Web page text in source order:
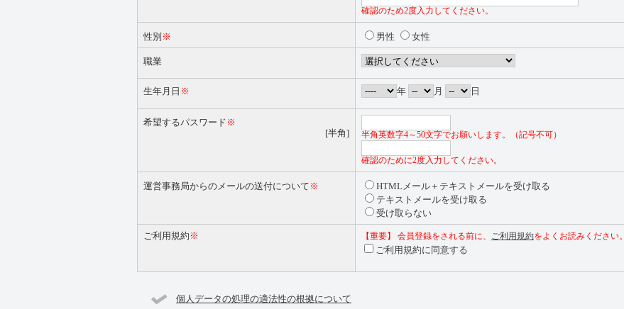
確認のため2度入力してください。
性別 ※ 男性 女性
職業
生年月日 ※ 年 月 日
希望するパスワード ※
[半角]
半角英数字4～50文字でお願いします。（記号不可）
確認のために2度入力してください。
運営事務局からのメールの送付について ※
HTMLメール＋テキストメールを受け取る
テキストメールを受け取る
受け取らない
ご利用規約 ※ 【重要】 会員登録をされる前に、 ご利用規約をよくお読みください。
ご利用規約に同意する
個人データの処理の適法性の根拠について